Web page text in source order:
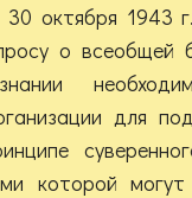
октября 1943
о всеобщей
для
которой